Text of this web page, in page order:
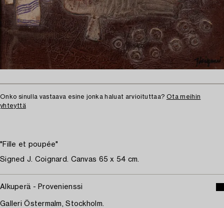
Onko sinulla vastaava esine jonka haluat arvioituttaa? Ota meihin
yhteyttä
"Fille et poupée"
Signed J. Coignard. Canvas 65 x 54 cm.
Alkuperä - Provenienssi
Galleri Östermalm, Stockholm.